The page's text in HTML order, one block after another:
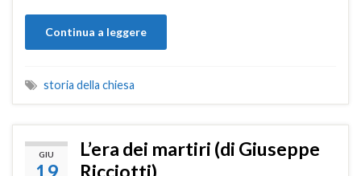
Continua a leggere
storia della chiesa
GIU
L’era dei martiri (di Giuseppe
Ricciotti)